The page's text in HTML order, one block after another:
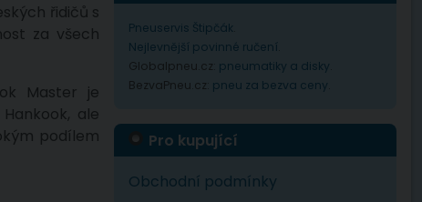
řidičů s
za všech
Master je
ale
podílem
Pneuservis Štipčák
Nejlevnější povinné ručení
Globalpneu.cz: pneumatiky a disky
BezvaPneu.cz: pneu za bezva ceny
Pro kupující
Obchodní podmínky